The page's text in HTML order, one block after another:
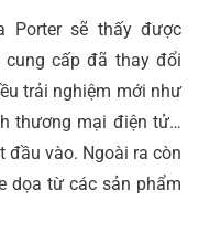
Porter sẽ thấy được
cấp đã thay đổi
trải nghiệm mới như
thương mại điện tử…
đầu vào. Ngoài ra còn
dọa từ các sản phẩm